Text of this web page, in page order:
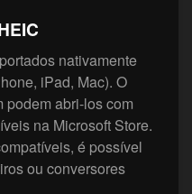
nativamente
iPad, Mac). O
podem abri-los com
na Microsoft Store.
é possível
ou conversores